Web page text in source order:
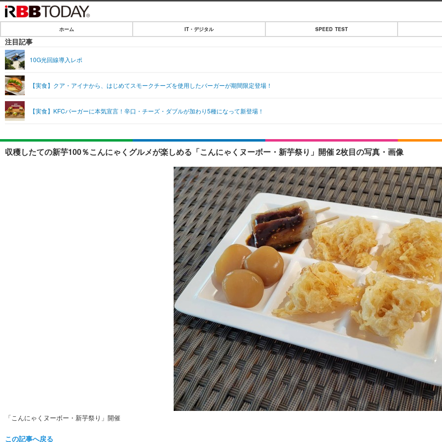
IT・デジタル
ショッピング
SPEED TEST
エンタメ
エンタメTOP
音楽
グラビア
ショッピング
ライフ
ライフTOP
ペット
その他
リリース一覧
ホーム IT・デジタル SPEED TEST
注目記事
10G光回線導入レポ
【実食】クア・アイナから、はじめてスモークチーズを使用したバーガーが期間限定登場！
【実食】KFCバーガーに本気宣言！辛口・チーズ・ダブルが加わり5種になって新登場！
収穫したての新芋100％こんにゃくグルメが楽しめる「こんにゃくヌーボー・新芋祭り」開催 2枚目の写真・画像
「こんにゃくヌーボー・新芋祭り」開催
この記事へ戻る